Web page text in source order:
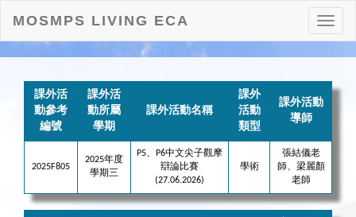
打
開
MOSMPS LIVING ECA
課外活
動參考
編號
課外活
動所屬
學期
課外活動名稱
課外
活動
類型
課外活動
導師
2025F805
2025年度
學期三
P5、P6中文尖子觀摩
辯論比賽
(27.06.2026)
學術
張結儀老
師、梁麗顏
老師